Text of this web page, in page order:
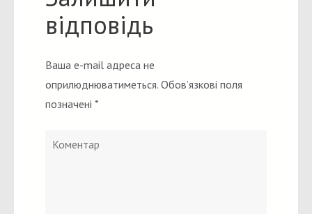
відповідь
Ваша e-mail адреса не
оприлюднюватиметься. Обов’язкові поля
позначені *
Коментар